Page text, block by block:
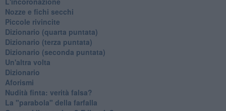
Nozze e fichi secchi
Piccole rivincite
​Dizionario (quarta puntata)
​Dizionario (terza puntata)
​Dizionario (seconda puntata)
Un'altra volta
Dizionario
Aforismi
Nudità finta: verità falsa?
La "parabola" della farfalla